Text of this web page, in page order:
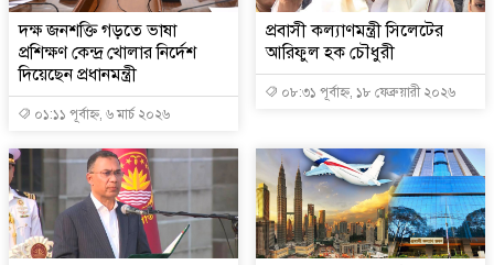
দক্ষ জনশক্তি গড়তে ভাষা
প্রশিক্ষণ কেন্দ্র খোলার নির্দেশ
দিয়েছেন প্রধানমন্ত্রী
০১:১১ পূর্বাহ্ন, ৬ মার্চ ২০২৬
প্রবাসী কল্যাণমন্ত্রী সিলেটের
আরিফুল হক চৌধুরী
০৮:৩১ পূর্বাহ্ন, ১৮ ফেব্রুয়ারী ২০২৬